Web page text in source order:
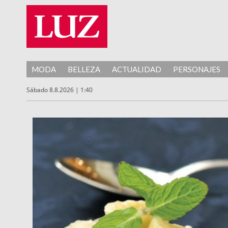
MODA BELLEZA ACTUALIDAD PERSONAJES
Sábado 8.8.2026 | 1:40